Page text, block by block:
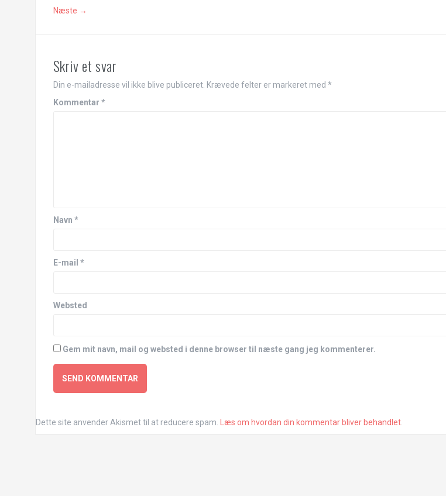
Næste →
Skriv et svar
Din e-mailadresse vil ikke blive publiceret. Krævede felter er markeret med *
Kommentar *
Navn *
E-mail *
Websted
Gem mit navn, mail og websted i denne browser til næste gang jeg kommenterer.
Dette site anvender Akismet til at reducere spam. Læs om hvordan din kommentar bliver behandlet.